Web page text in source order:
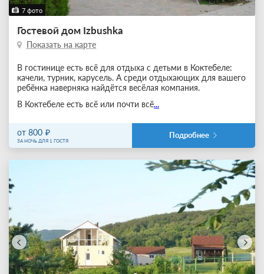
7 фото
Гостевой дом Izbushka
Показать на карте
В гостинице есть всё для отдыха с детьми в Коктебеле:
качели, турник, карусель. А среди отдыхающих для вашего
ребёнка наверняка найдётся весёлая компания.
В Коктебеле есть всё или почти всё...
от 800
ЗА НОЧЬ ДЛЯ 1 ГОСТЯ
Подробнее